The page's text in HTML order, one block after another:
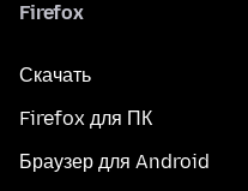
Firefox
Скачать
Firefox для ПК
Браузер для Android